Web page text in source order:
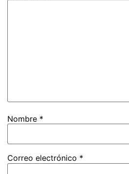
Nombre *
Correo electrónico *